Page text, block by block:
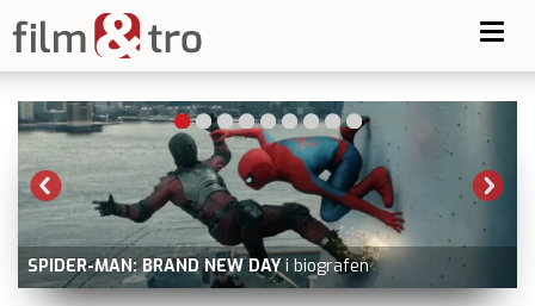
SPIDER-MAN: BRAND NEW DAY i biografen